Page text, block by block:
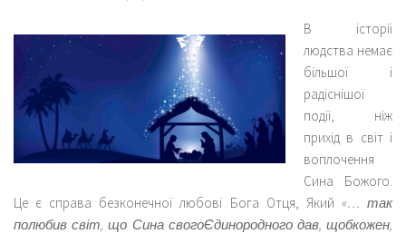
В історії
людства немає
більшої і
радіснішої
події, ніж
прихід в світ і
воплочення
Сина Божого.
Це є справа безконечної любові Бога Отця, Який «… так
полюбив світ, що Сина свогоЄдинородного дав, щобкожен,